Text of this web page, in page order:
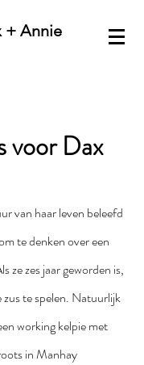
+ Annie
voor Dax
van haar leven beleefd
te denken over een
ze zes jaar geworden is,
zus te spelen. Natuurlijk
working kelpie met
in Manhay